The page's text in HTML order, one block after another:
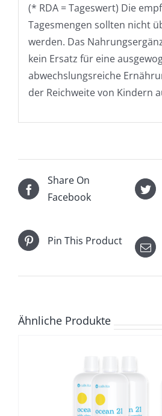
(* RDA = Tageswert) Die
Tagesmengen sollten nicht
werden. Das
kein Ersatz für eine
abwechslungsreiche
der Reichweite von Kindern
Share On
Facebook
Pin This Product
Ähnliche Produkte